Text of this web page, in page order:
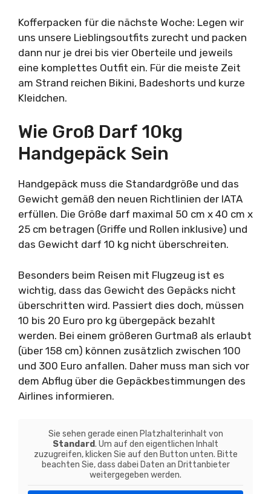
Kofferpacken für die nächste Woche: Legen wir
uns unsere Lieblingsoutfits zurecht und packen
dann nur je drei bis vier Oberteile und jeweils
eine komplettes Outfit ein. Für die meiste Zeit
am Strand reichen Bikini, Badeshorts und kurze
Kleidchen.
Wie Groß Darf 10kg
Handgepäck Sein
Handgepäck muss die Standardgröße und das
Gewicht gemäß den neuen Richtlinien der IATA
erfüllen. Die Größe darf maximal 50 cm x 40 cm x
25 cm betragen (Griffe und Rollen inklusive) und
das Gewicht darf 10 kg nicht überschreiten.
Besonders beim Reisen mit Flugzeug ist es
wichtig, dass das Gewicht des Gepäcks nicht
überschritten wird. Passiert dies doch, müssen
10 bis 20 Euro pro kg übergepäck bezahlt
werden. Bei einem größeren Gurtmaß als erlaubt
(über 158 cm) können zusätzlich zwischen 100
und 300 Euro anfallen. Daher muss man sich vor
dem Abflug über die Gepäckbestimmungen des
Airlines informieren.
Sie sehen gerade einen Platzhalterinhalt von
Standard. Um auf den eigentlichen Inhalt
zuzugreifen, klicken Sie auf den Button unten. Bitte
beachten Sie, dass dabei Daten an Drittanbieter
weitergegeben werden.